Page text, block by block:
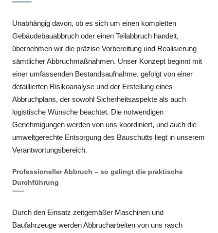
Unabhängig davon, ob es sich um einen kompletten
Gebäudebauabbruch oder einen Teilabbruch handelt,
übernehmen wir die präzise Vorbereitung und Realisierung
sämtlicher Abbruchmaßnahmen. Unser Konzept beginnt mit
einer umfassenden Bestandsaufnahme, gefolgt von einer
detaillierten Risikoanalyse und der Erstellung eines
Abbruchplans, der sowohl Sicherheitsaspekte als auch
logistische Wünsche beachtet. Die notwendigen
Genehmigungen werden von uns koordiniert, und auch die
umweltgerechte Entsorgung des Bauschutts liegt in unserem
Verantwortungsbereich.
Professioneller Abbruch – so gelingt die praktische
Durchführung
Durch den Einsatz zeitgemäßer Maschinen und
Baufahrzeuge werden Abbrucharbeiten von uns rasch